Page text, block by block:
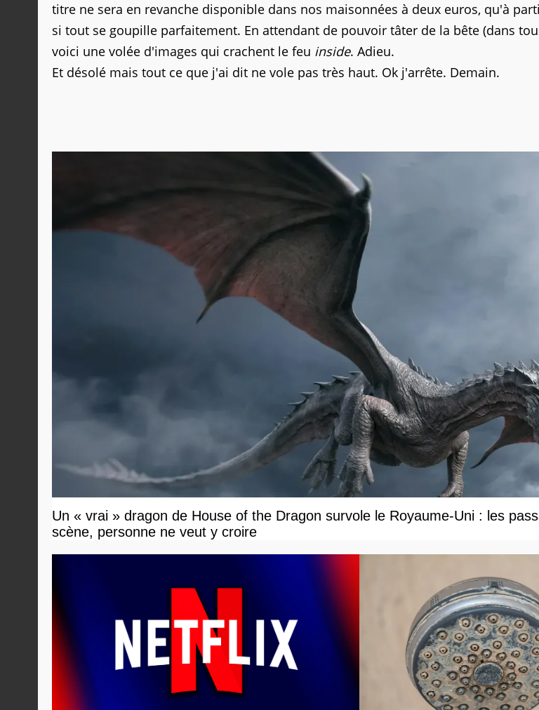
titre ne sera en revanche disponible dans nos maisonnées à deux euros, qu'à
si tout se goupille parfaitement. En attendant de pouvoir tâter de la bête (dans
voici une volée d'images qui crachent le feu inside. Adieu.
Et désolé mais tout ce que j'ai dit ne vole pas très haut. Ok j'arrête. Demain.
Un « vrai » dragon de House of the Dragon survole le Royaume-Uni : les
scène, personne ne veut y croire